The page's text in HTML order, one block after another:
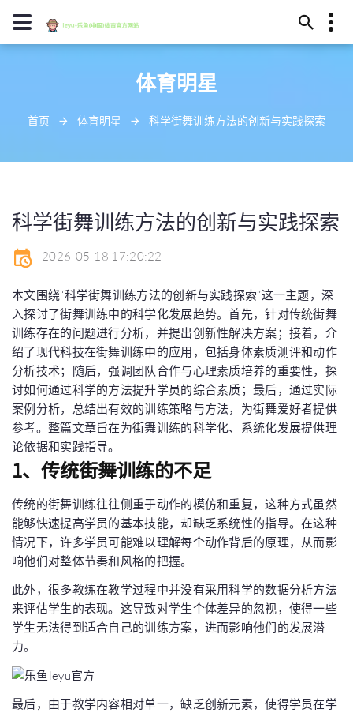
15979708644
蚌埠市尼抓禁地378号
体育明星
首页 体育明星 科学街舞训练方法的创新与实践探索
科学街舞训练方法的创新与实践探索
2026-05-18 17:20:22
本文围绕“科学街舞训练方法的创新与实践探索”这一主题，深
入探讨了街舞训练中的科学化发展趋势。首先，针对传统街舞
训练存在的问题进行分析，并提出创新性解决方案；接着，介
绍了现代科技在街舞训练中的应用，包括身体素质测评和动作
分析技术；随后，强调团队合作与心理素质培养的重要性，探
讨如何通过科学的方法提升学员的综合素质；最后，通过实际
案例分析，总结出有效的训练策略与方法，为街舞爱好者提供
参考。整篇文章旨在为街舞训练的科学化、系统化发展提供理
论依据和实践指导。
1、传统街舞训练的不足
传统的街舞训练往往侧重于动作的模仿和重复，这种方式虽然
能够快速提高学员的基本技能，却缺乏系统性的指导。在这种
情况下，许多学员可能难以理解每个动作背后的原理，从而影
响他们对整体节奏和风格的把握。
此外，很多教练在教学过程中并没有采用科学的数据分析方法
来评估学生的表现。这导致对学生个体差异的忽视，使得一些
学生无法得到适合自己的训练方案，进而影响他们的发展潜
力。
最后，由于教学内容相对单一，缺乏创新元素，使得学员在学